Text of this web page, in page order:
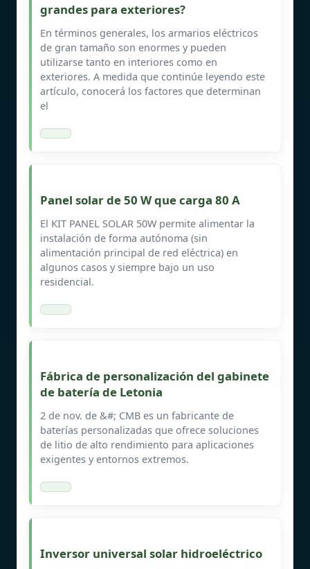
grandes para exteriores?
En términos generales, los armarios eléctricos
de gran tamaño son enormes y pueden
utilizarse tanto en interiores como en
exteriores. A medida que continúe leyendo este
artículo, conocerá los factores que determinan
el
Panel solar de 50 W que carga 80 A
El KIT PANEL SOLAR 50W permite alimentar la
instalación de forma autónoma (sin
alimentación principal de red eléctrica) en
algunos casos y siempre bajo un uso
residencial.
Fábrica de personalización del gabinete
de batería de Letonia
2 de nov. de &#; CMB es un fabricante de
baterías personalizadas que ofrece soluciones
de litio de alto rendimiento para aplicaciones
exigentes y entornos extremos.
Inversor universal solar hidroeléctrico